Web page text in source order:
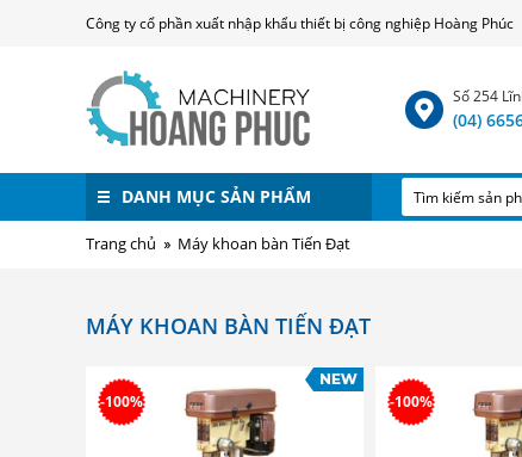
Công ty cổ phần xuất nhập khẩu thiết bị công nghiệp Hoàng Phúc
Số 254
(04)
DANH MỤC SẢN PHẨM
Trang chủ Máy khoan bàn Tiến Đạt
MÁY KHOAN BÀN TIẾN ĐẠT
-100% -100%